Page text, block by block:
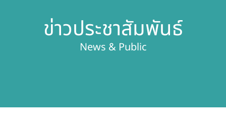
ผลิตภัณฑ์และจำหน่าย
เกี่ยวกับสถาบัน
ข่าวประชาสัมพันธ์
News & Public